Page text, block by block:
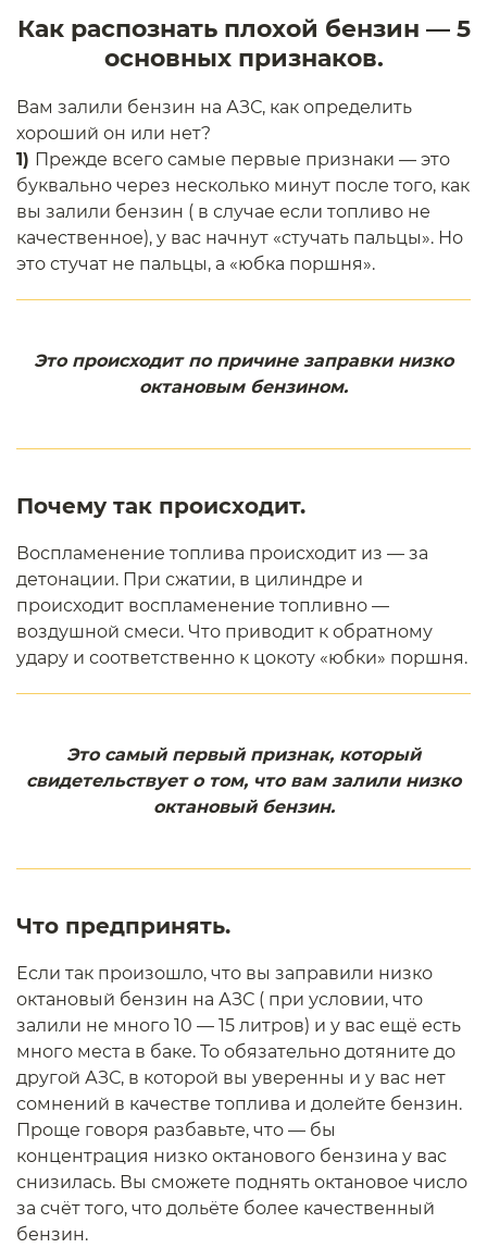
Как распознать плохой бензин — 5
основных признаков.
Вам залили бензин на АЗС, как определить
хороший он или нет?
1) Прежде всего самые первые признаки — это
буквально через несколько минут после того, как
вы залили бензин ( в случае если топливо не
качественное), у вас начнут «стучать пальцы». Но
это стучат не пальцы, а «юбка поршня».
Это происходит по причине заправки низко
октановым бензином.
Почему так происходит.
Воспламенение топлива происходит из — за
детонации. При сжатии, в цилиндре и
происходит воспламенение топливно —
воздушной смеси. Что приводит к обратному
удару и соответственно к цокоту «юбки» поршня.
Это самый первый признак, который
свидетельствует о том, что вам залили низко
октановый бензин.
Что предпринять.
Если так произошло, что вы заправили низко
октановый бензин на АЗС ( при условии, что
залили не много 10 — 15 литров) и у вас ещё есть
много места в баке. То обязательно дотяните до
другой АЗС, в которой вы уверенны и у вас нет
сомнений в качестве топлива и долейте бензин.
Проще говоря разбавьте, что — бы
концентрация низко октанового бензина у вас
снизилась. Вы сможете поднять октановое число
за счёт того, что дольёте более качественный
бензин.